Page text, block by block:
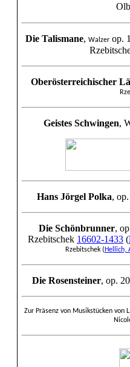
Die Talismane, Walzer op.
Oberösterreichischer
Geistes Schwingen,
Hans Jörgel Polka,
Die Schönbrunner,
Rzebitschek 16602-1433 (
Rzebitschek ( Hellich,
Die Rosensteiner, op.
Zur Präsenz von Musikstücken von